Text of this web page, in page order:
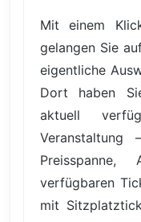
Mit einem
gelangen Sie
eigentliche
Dort haben
aktuell
Veranstaltung
verfügbaren
mit